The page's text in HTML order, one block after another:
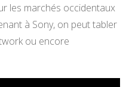
les marchés occidentaux
à Sony, on peut tabler
ou encore